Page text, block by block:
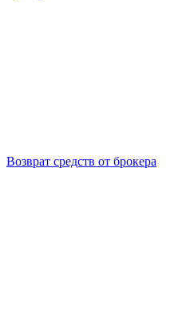
Возврат средств от брокера